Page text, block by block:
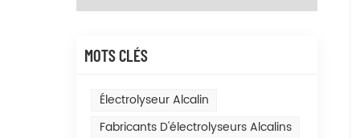
MOTS CLÉS
Électrolyseur Alcalin
Fabricants D'électrolyseurs Alcalins